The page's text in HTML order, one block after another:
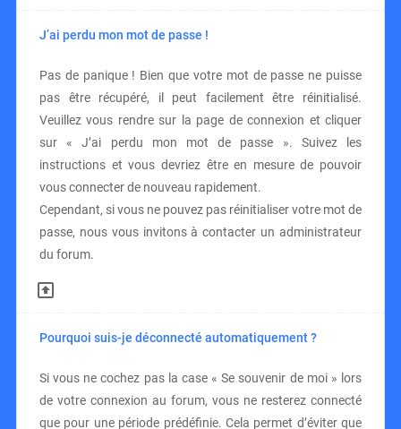
J’ai perdu mon mot de passe !
Pas de panique ! Bien que votre mot de passe ne puisse
pas être récupéré, il peut facilement être réinitialisé.
Veuillez vous rendre sur la page de connexion et cliquer
sur « J’ai perdu mon mot de passe ». Suivez les
instructions et vous devriez être en mesure de pouvoir
vous connecter de nouveau rapidement.
Cependant, si vous ne pouvez pas réinitialiser votre mot de
passe, nous vous invitons à contacter un administrateur
du forum.
Pourquoi suis-je déconnecté automatiquement ?
Si vous ne cochez pas la case « Se souvenir de moi » lors
de votre connexion au forum, vous ne resterez connecté
que pour une période prédéfinie. Cela permet d’éviter que